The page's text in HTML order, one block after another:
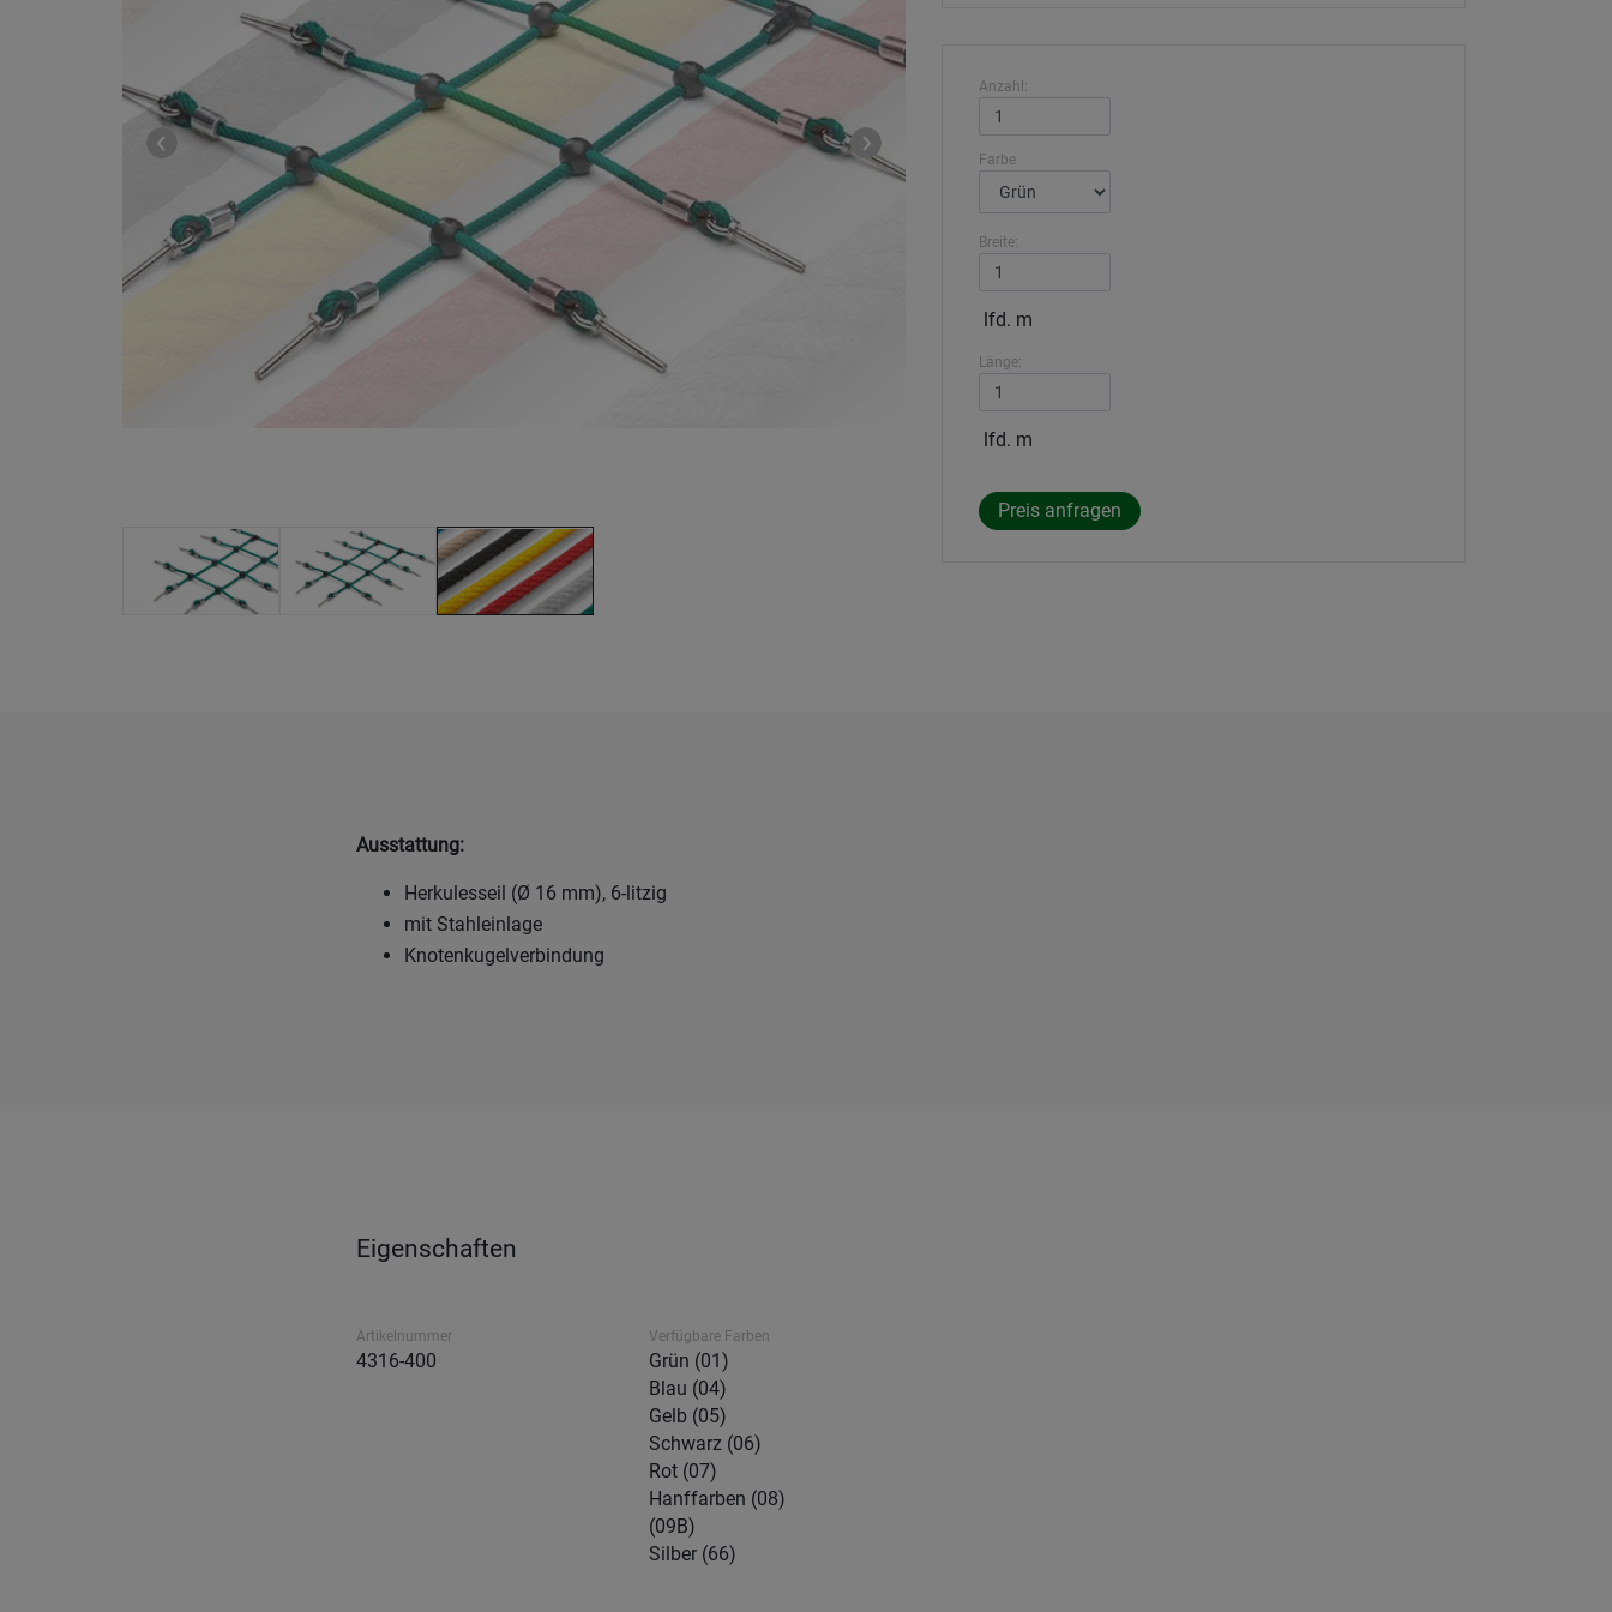
Anzahl:
Farbe
Breite:
lfd. m
Länge:
lfd. m
Ausstattung:
Herkulesseil (Ø 16 mm), 6-litzig
mit Stahleinlage
Knotenkugelverbindung
Eigenschaften
Artikelnummer
4316-400
Verfügbare Farben
Grün (01)
Blau (04)
Gelb (05)
Schwarz (06)
Rot (07)
Hanffarben (08)
(09B)
Silber (66)